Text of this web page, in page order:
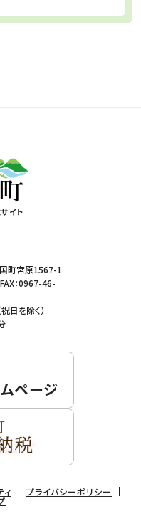
イト
町宮原1567-1
FAX：0967-46-
日を除く）
ページ
ィ プライバシーポリシー